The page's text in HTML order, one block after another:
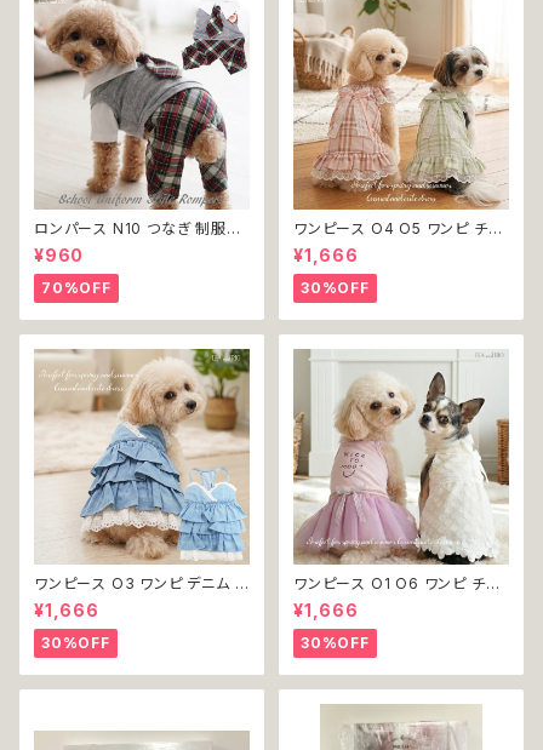
ロンパース N10 つなぎ 制服風
チェック柄 グレー 灰色 コスチュ
ーム コスプレ ドッグウェア dog
犬 猫 ペット 服 犬服 洋服 オシ
ャレ かわいい 小型犬 返品交換
不可
¥960
70%OFF
ワンピース O4 O5 ワンピ チェ
ック プリーツ レース 女の子 犬
犬服 小型 猫 服 洋服 ペット do
g ドッグウェア おしゃれ かわい
い 返品交換不可
¥1,666
30%OFF
ワンピース O3 ワンピ デニム プ
リーツ レース 女の子 犬 犬服
小型 猫 服 洋服 ペット dog ド
ッグウェア おしゃれ かわいい 返
品交換不可
¥1,666
30%OFF
ワンピース O1 O6 ワンピ チュ
ール レース 花 フラワー 女の子
犬 犬服 小型 猫 服 洋服 ペット
dog ドッグウェア おしゃれ かわ
いい 返品交換不可
¥1,666
30%OFF